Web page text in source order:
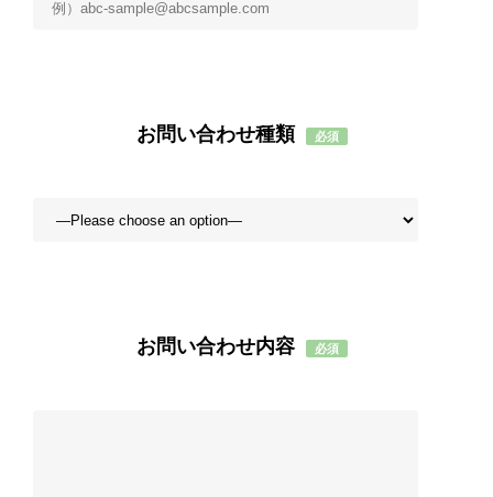
お問い合わせ種類 必須
お問い合わせ内容 必須